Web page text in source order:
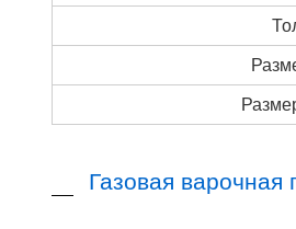
Газовая